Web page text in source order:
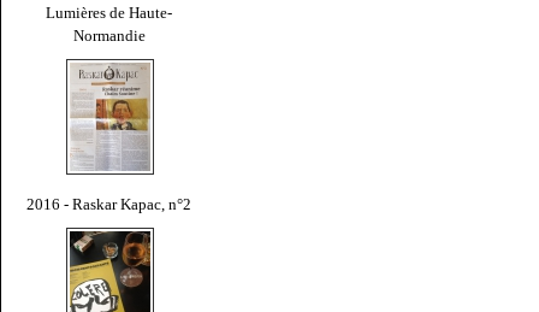
Lumières de Haute-
Normandie
2016 - Raskar Kapac, n°2